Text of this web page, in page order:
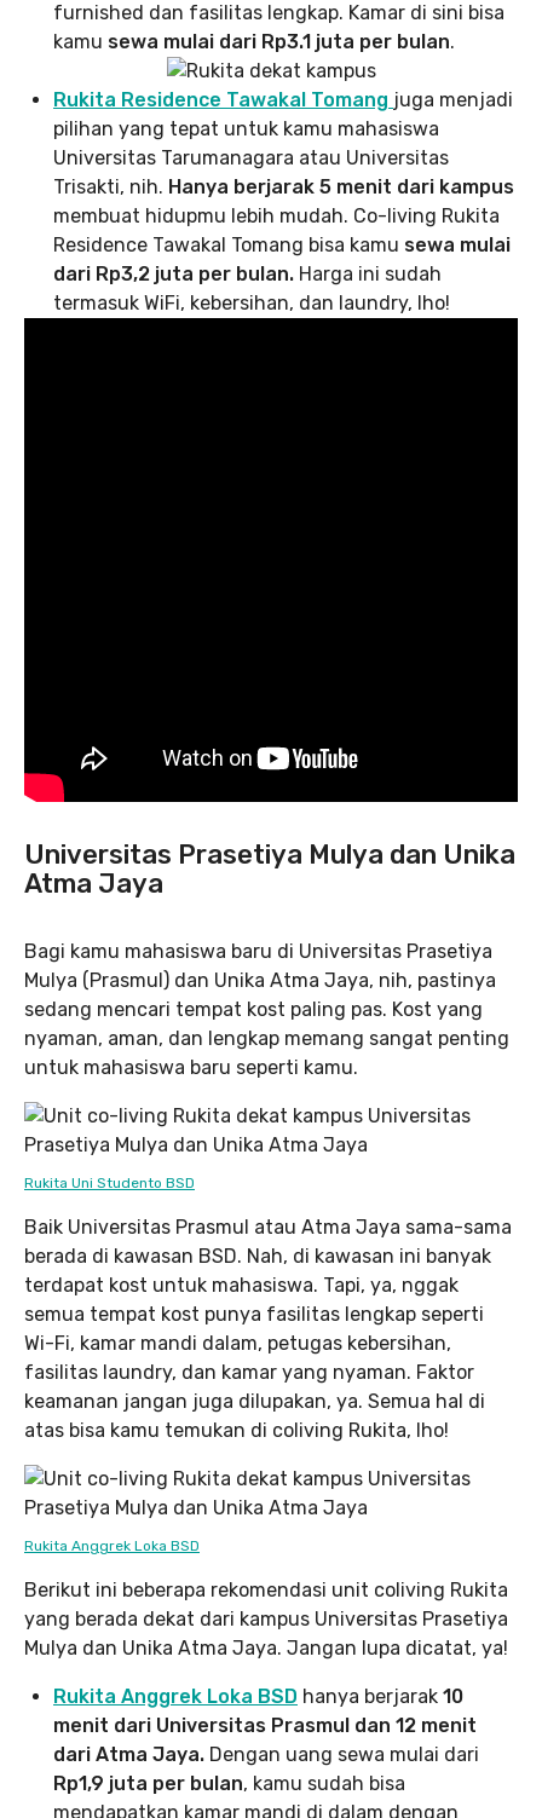
furnished dan fasilitas lengkap. Kamar di sini bisa
kamu sewa mulai dari Rp3.1 juta per bulan.
Rukita Residence Tawakal Tomang juga menjadi
pilihan yang tepat untuk kamu mahasiswa
Universitas Tarumanagara atau Universitas
Trisakti, nih. Hanya berjarak 5 menit dari kampus
membuat hidupmu lebih mudah. Co-living Rukita
Residence Tawakal Tomang bisa kamu sewa mulai
dari Rp3,2 juta per bulan. Harga ini sudah
termasuk WiFi, kebersihan, dan laundry, lho!
Universitas Prasetiya Mulya dan Unika
Atma Jaya
Bagi kamu mahasiswa baru di Universitas Prasetiya
Mulya (Prasmul) dan Unika Atma Jaya, nih, pastinya
sedang mencari tempat kost paling pas. Kost yang
nyaman, aman, dan lengkap memang sangat penting
untuk mahasiswa baru seperti kamu.
Rukita Uni Studento BSD
Baik Universitas Prasmul atau Atma Jaya sama-sama
berada di kawasan BSD. Nah, di kawasan ini banyak
terdapat kost untuk mahasiswa. Tapi, ya, nggak
semua tempat kost punya fasilitas lengkap seperti
Wi-Fi, kamar mandi dalam, petugas kebersihan,
fasilitas laundry, dan kamar yang nyaman. Faktor
keamanan jangan juga dilupakan, ya. Semua hal di
atas bisa kamu temukan di coliving Rukita, lho!
Rukita Anggrek Loka BSD
Berikut ini beberapa rekomendasi unit coliving Rukita
yang berada dekat dari kampus Universitas Prasetiya
Mulya dan Unika Atma Jaya. Jangan lupa dicatat, ya!
Rukita Anggrek Loka BSD hanya berjarak 10
menit dari Universitas Prasmul dan 12 menit
dari Atma Jaya. Dengan uang sewa mulai dari
Rp1,9 juta per bulan, kamu sudah bisa
mendapatkan kamar mandi di dalam dengan